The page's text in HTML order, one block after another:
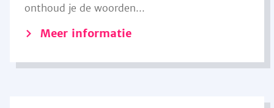
onthoud je de woorden...
Meer informatie